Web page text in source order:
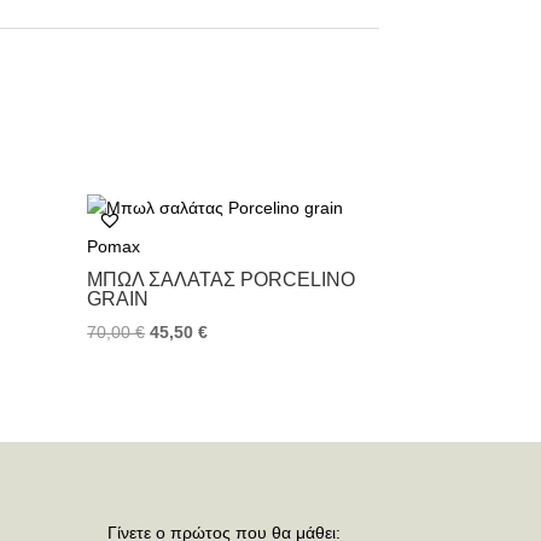
Pomax
ΜΠΩΛ ΣΑΛΆΤΑΣ PORCELINO
GRAIN
70,00€ 45,50€
Γίνετε ο πρώτος που θα μάθει: